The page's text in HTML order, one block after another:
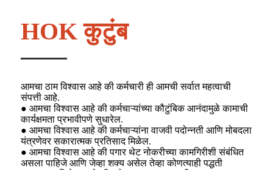
HOK कुटुंब
आमचा ठाम विश्वास आहे की कर्मचारी ही आमची सर्वात महत्वाची
संपत्ती आहे.
● आमचा विश्वास आहे की कर्मचाऱ्यांच्या कौटुंबिक आनंदामुळे कामाची
कार्यक्षमता प्रभावीपणे सुधारेल.
● आमचा विश्वास आहे की कर्मचाऱ्यांना वाजवी पदोन्नती आणि मोबदला
यंत्रणेवर सकारात्मक प्रतिसाद मिळेल.
● आमचा विश्वास आहे की पगार थेट नोकरीच्या कामगिरीशी संबंधित
असला पाहिजे आणि जेव्हा शक्य असेल तेव्हा कोणत्याही पद्धती